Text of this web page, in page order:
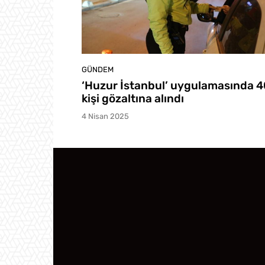
GÜNDEM
‘Huzur İstanbul’ uygulamasında
kişi gözaltına alındı
4 Nisan 2025